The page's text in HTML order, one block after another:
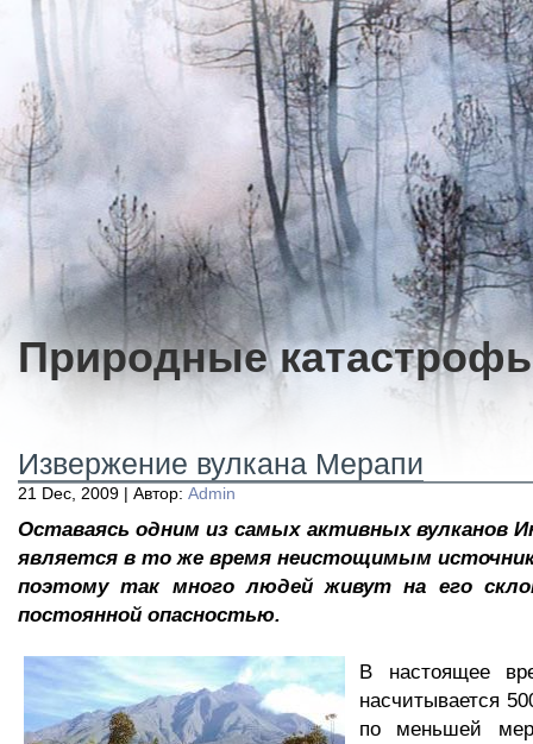
Природные
Извержение вулкана Мерапи
21 Dec, 2009 | Автор: Admin
Оставаясь одним из самых активных вулканов
является в то же время неистощимым
поэтому так много людей живут на его
постоянной опасностью.
В настоящее
насчитывается
по меньшей